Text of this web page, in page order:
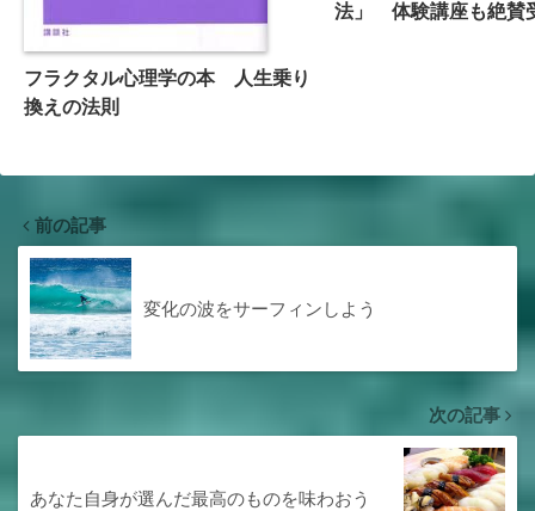
フラクタル心理学の本 人生乗り
換えの法則
法」 体験講座も絶賛
前の記事
変化の波をサーフィンしよう
次の記事
あなた自身が選んだ最高のものを味わおう